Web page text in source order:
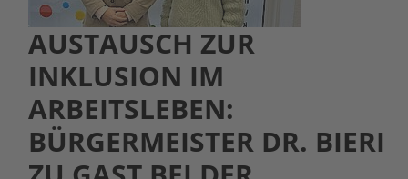
AUSTAUSCH ZUR
INKLUSION IM
ARBEITSLEBEN:
BÜRGERMEISTER DR. BIERI